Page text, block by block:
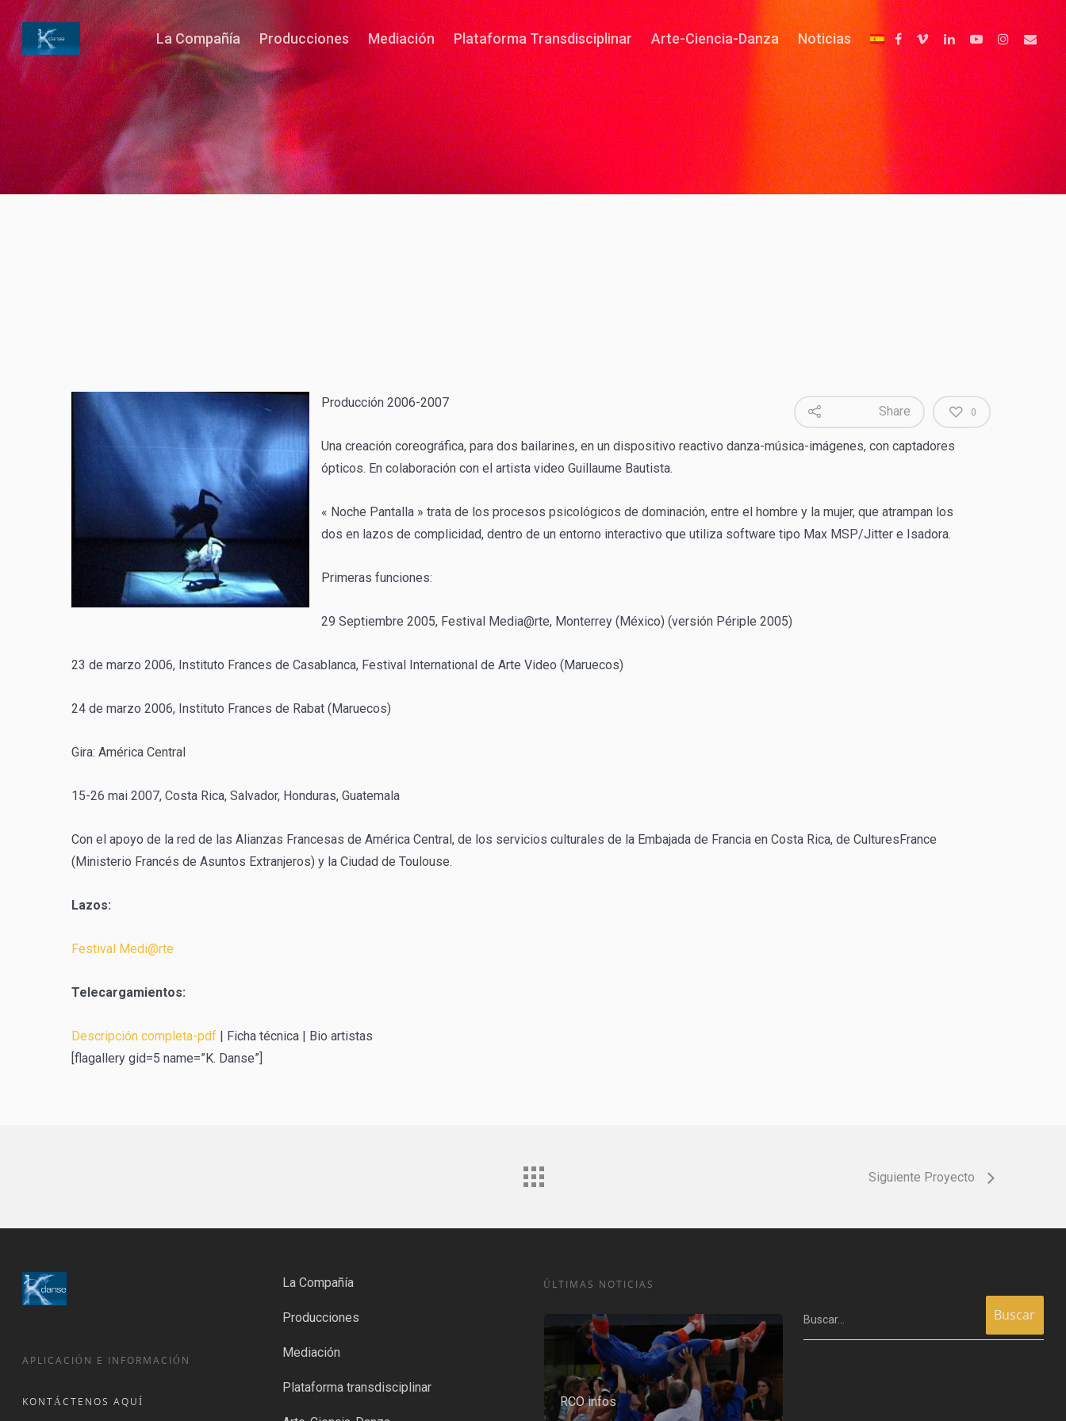
La Compañía Producciones Mediación Plataforma Transdisciplinar Arte-Ciencia-Danza Noticias
Share 0
Producción 2006-2007
Una creación coreográfica, para dos bailarines, en un dispositivo reactivo danza-música-imágenes, con captadores
ópticos. En colaboración con el artista video Guillaume Bautista.
« Noche Pantalla » trata de los procesos psicológicos de dominación, entre el hombre y la mujer, que atrampan los
dos en lazos de complicidad, dentro de un entorno interactivo que utiliza software tipo Max MSP/Jitter e Isadora.
Primeras funciones:
29 Septiembre 2005, Festival Media@rte, Monterrey (México) (versión Périple 2005)
23 de marzo 2006, Instituto Frances de Casablanca, Festival International de Arte Video (Maruecos)
24 de marzo 2006, Instituto Frances de Rabat (Maruecos)
Gira: América Central
15-26 mai 2007, Costa Rica, Salvador, Honduras, Guatemala
Con el apoyo de la red de las Alianzas Francesas de América Central, de los servicios culturales de la Embajada de Francia en Costa Rica, de CulturesFrance
(Ministerio Francés de Asuntos Extranjeros) y la Ciudad de Toulouse.
Lazos:
Festival Medi@rte
Telecargamientos:
Descripción completa-pdf | Ficha técnica | Bio artistas
[flagallery gid=5 name=”K. Danse”]
Siguiente Proyecto
APLICACIÓN E INFORMACIÓN
KONTÁCTENOS AQUÍ
La Compañía
Producciones
Mediación
Plataforma transdisciplinar
ÚLTIMAS NOTICIAS
RCO infos
Buscar…